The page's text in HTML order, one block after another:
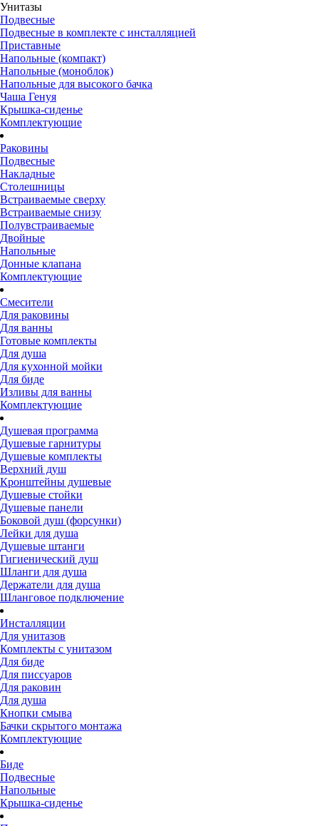
Унитазы
Подвесные
Подвесные в комплекте с инсталляцией
Приставные
Напольные (компакт)
Напольные (моноблок)
Напольные для высокого бачка
Чаша Генуя
Крышка-сиденье
Комплектующие
Раковины
Подвесные
Накладные
Столешницы
Встраиваемые сверху
Встраиваемые снизу
Полувстраиваемые
Двойные
Напольные
Донные клапана
Комплектующие
Смесители
Для раковины
Для ванны
Готовые комплекты
Для душа
Для кухонной мойки
Для биде
Изливы для ванны
Комплектующие
Душевая программа
Душевые гарнитуры
Душевые комплекты
Верхний душ
Кронштейны душевые
Душевые стойки
Душевые панели
Боковой душ (форсунки)
Лейки для душа
Душевые штанги
Гигиенический душ
Шланги для душа
Держатели для душа
Шланговое подключение
Инсталляции
Для унитазов
Комплекты с унитазом
Для биде
Для писсуаров
Для раковин
Для душа
Кнопки смыва
Бачки скрытого монтажа
Комплектующие
Биде
Подвесные
Напольные
Крышка-сиденье